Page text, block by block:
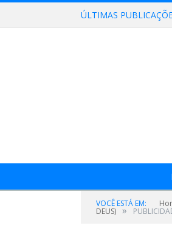
ÚLTIMAS
VOCÊ ESTÁ EM:
DEUS) »